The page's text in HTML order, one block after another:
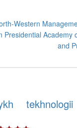
Western
Presidential Academy
and